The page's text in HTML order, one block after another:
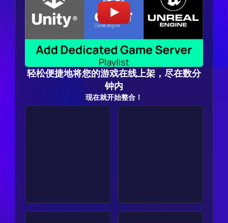
轻松便捷地将您的游戏在线上架，尽在数分
钟内
现在就开始整合！